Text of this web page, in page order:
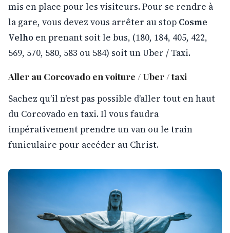
mis en place pour les visiteurs. Pour se rendre à
la gare, vous devez vous arrêter au stop Cosme
Velho en prenant soit le bus, (180, 184, 405, 422,
569, 570, 580, 583 ou 584) soit un Uber / Taxi.
Aller au Corcovado en voiture / Uber / taxi
Sachez qu’il n’est pas possible d’aller tout en haut
du Corcovado en taxi. Il vous faudra
impérativement prendre un van ou le train
funiculaire pour accéder au Christ.